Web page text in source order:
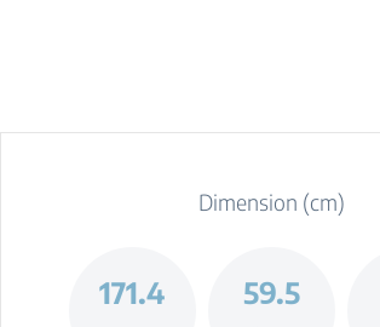
Dimension (cm)
171.4 59.5